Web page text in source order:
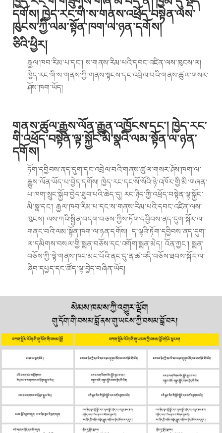
དགོས། ཁྱེད་རང་གི་ས་གནས་འཕྲོད་བསྟེན་ལས་
ཁུངས་ཀྱི་ལམ་སྟོན་ཁག་ལ་ཉན་དགོས།
ཅིའི་ཕྱིར།
རྒྱལ་ཁབ་རིམ་པ་དང་། ས་གནས་རིམ་པའི་དབང་འཛིན་ལས་ཁུངས་ལ།
ཁྱེད་རང་གི་ས་གནས་ཀྱི་གནས་སྟངས་དང་འབྲེལ་བའི་གནས་ཚུལ་གསར་
ཤོས་ཁག་ཡོད།
གནས་ཚུལ་རྒྱུས་ལོན་རྒྱུན་འཁྱོངས་དང་། ཁྱེད་རང་
གི་འཕྲོད་བསྟེན་ལྟ་སྐྱོང་མི་སྣའི་ལམ་སྟོན་ལ་ཉན་
དགོས།
ཏོག་དབྱིབས་ནད་དུག་དང་འབྲེལ་བའི་གནས་ཚུལ་གསར་ཤོས་ཁག་ལ་
རྒྱུས་ལོན་ཡོད་པ་བྱེད་དགོས། ཁྱེད་རང་དང་སོ་སོའི་ཉེ་འཁོར་གྱི་མི་གཞན་
པ་ཁག་སྲུང་སྐྱོབ་བྱེད་ཐུབ་པའི་ཆེད་དུ། རང་ཉིད་ཀྱི་འཕྲོད་བསྟེན་ལྟ་སྐྱོང་
མི་སྣ་དང་། རྒྱལ་ཁབ་རིམ་པ་དང་ས་གནས་རིམ་པའི་དབང་འཛིན་ལས་
ཁུངས། ལས་ཀའི་སྦྱིན་བདག་བཅས་ཀྱིས་ཏོག་དབྱིབས་ནད་དུག་སྐོར་ལ་
གནང་བའི་ལམ་སྟོན་ཁག་ལ་ཉན་དགོས། ད་ལྟའི་ཏོག་དབྱིབས་ནད་དུག་
ལ་དམིགས་བསལ་གྱི་སྨན་བཅོས་དང་འགོག་སྨན་མེད། འོན་ཀྱང་། སྨན་
བཅོས་ཀྱི་ལྟེ་གནས་ཁང་མང་པོའི་ནང་དུ་ན་ཚ་འདི་བཅོས་ཐབས་སྐོར་ལ་
ཞིབ་དཔྱད་དང་ཚོད་ལྟ་བྱེད་བཞིན་ཡོད།